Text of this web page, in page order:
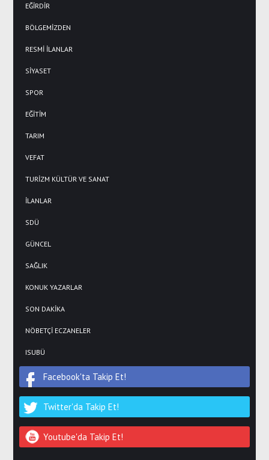
EĞİRDİR
BÖLGEMİZDEN
RESMİ İLANLAR
SİYASET
SPOR
EĞİTİM
TARIM
VEFAT
TURİZM KÜLTÜR VE SANAT
İLANLAR
SDÜ
GÜNCEL
SAĞLIK
KONUK YAZARLAR
SON DAKİKA
NÖBETÇİ ECZANELER
ISUBÜ
Facebook'ta Takip Et!
Twitter'da Takip Et!
Youtube'da Takip Et!